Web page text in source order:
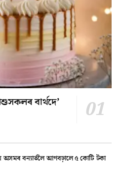
বাৰ্থদে’
বন্যাৰ্তলৈ আগবঢ়ালে ৫ কোটি টকা